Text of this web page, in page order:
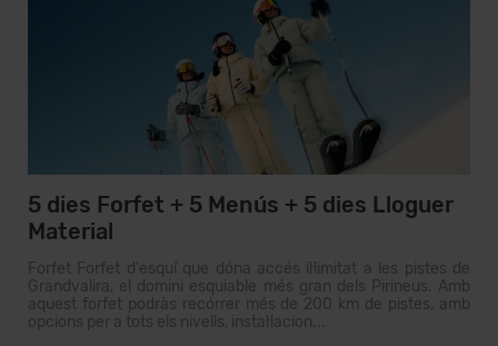
5 dies Forfet + 5 Menús + 5 dies Lloguer
Material
Forfet Forfet d'esquí que dóna accés il·limitat a les pistes de
Grandvalira, el domini esquiable més gran dels Pirineus. Amb
aquest forfet podràs recórrer més de 200 km de pistes, amb
opcions per a tots els nivells, instal·lacion...